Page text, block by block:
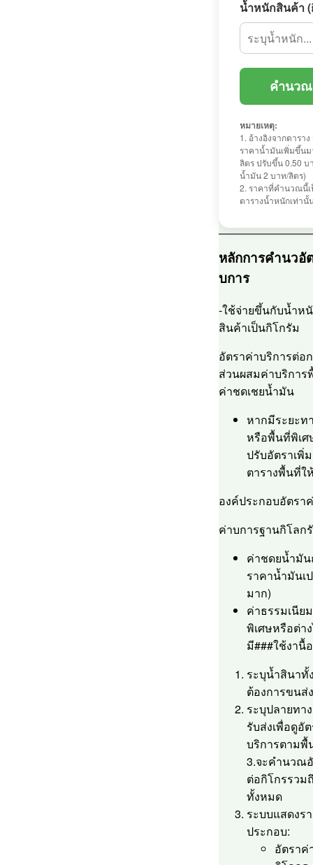
น้ำหนักสินค้า
คำนว
หมายเหตุ:
1. อ้างอิงจากตารา
ราคาน้ำมันเพิ่มขึ้น
ลิตร ปรับขึ้น 0.50 บ
น้ำมัน 2 บาท/ลิตร)
2. ราคาที่คำนวณนี้
ตารางน้ำหนักเท่านั้
หลักการคำนวอั
บการ
-ใช้จ่ายขึ้นกับน้ำห
สินค้าเป็นกิโกรัม
อัตราค่าบริการต่อ
ส่วนผสมค่าบริการ
ค่าชดเชยน้ำมัน
หากมีระยะท
หรือพื้นที่พิเศ
ปรับอัตราเพิ่
ตารางพื้นที่ใ
องค์ประกอบอัตรา
ค่าบการฐานกิโลก
ค่าชดยน้ำมั
ราคาน้ำมันเ
มาก)
ค่าธรรมเนีย
พิเศษหรือต่า
มี###ใช้งานื้
ระบุน้ำสินาทั้
ต้องการขนส่
ระบุปลายทา
รับส่งเพื่อดูอั
บริการตามพื้
3.จะคำนวณ
ต่อกิโกรรวม
ทั้งหมด
ระบบแสดงร
ประกอบ:
อัตราค่